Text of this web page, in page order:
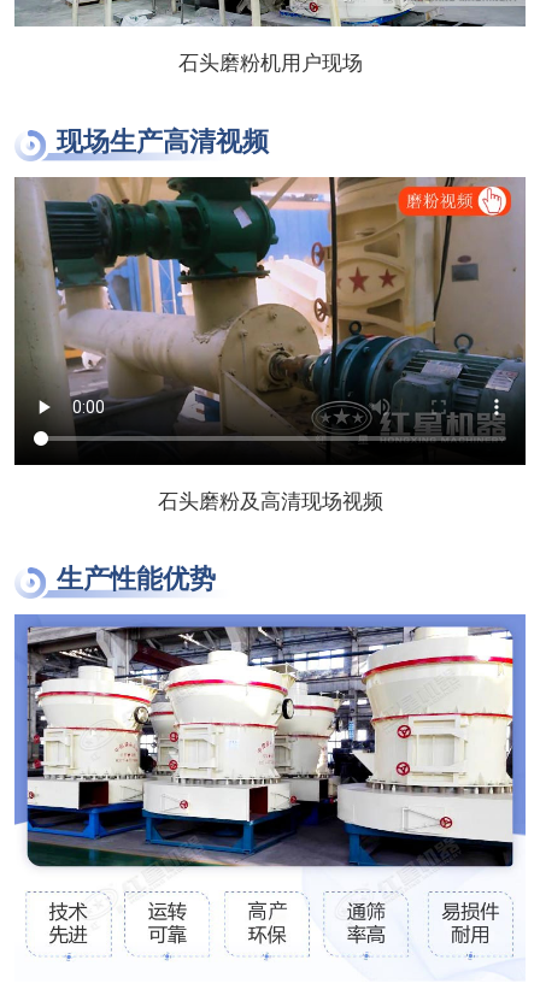
石头磨粉机用户现场
现场生产高清视频
石头磨粉及高清现场视频
生产性能优势